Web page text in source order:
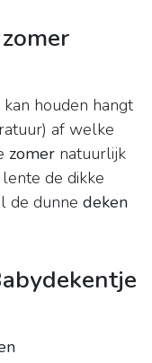
houden hangt
af welke
zomer natuurlijk
de dikke
de dunne deken